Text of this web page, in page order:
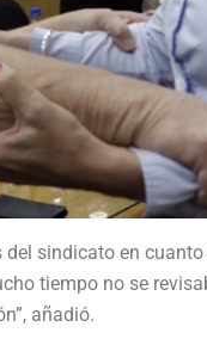
sindicato en
tiempo no se
añadió.